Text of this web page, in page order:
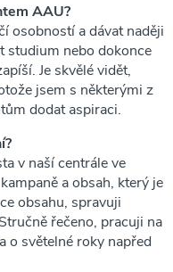
AAU?
osobností a dávat naději
studium nebo dokonce
Je skvělé vidět,
jsem s některými z
dodat aspiraci.
v naší centrále ve
a obsah, který je
obsahu, spravuji
řečeno, pracuji na
o světelné roky napřed